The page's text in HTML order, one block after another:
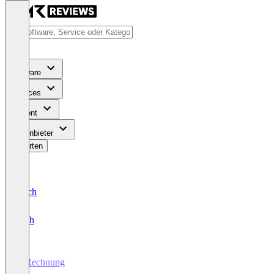
Software
Services
Content
Für Anbieter
Bewerten
Deutsch
English
E-Rechnung